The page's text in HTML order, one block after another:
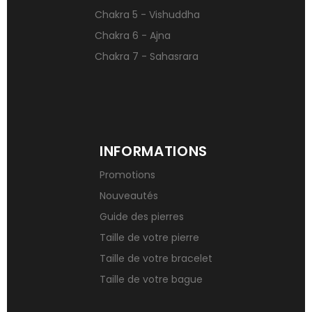
Chakra 5 - Vishuddha
Chakra 6 - Ajna
Chakra 7 - Sahasrara
INFORMATIONS
Promotions
Nouveautés
Guide des pierres
Taille de votre pierre
Taille de votre bracelet
Taille de votre bague